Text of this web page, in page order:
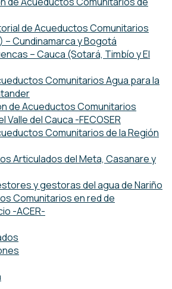
de Acueductos Comunitarios
– Cundinamarca y Bogotá
– Cauca (Sotará, Timbío y El
Comunitarios Agua para la
de Acueductos Comunitarios
Valle del Cauca -FECOSER
Comunitarios de la Región
Articulados del Meta, Casanare y
y gestoras del agua de Nariño
Comunitarios en red de
-ACER-